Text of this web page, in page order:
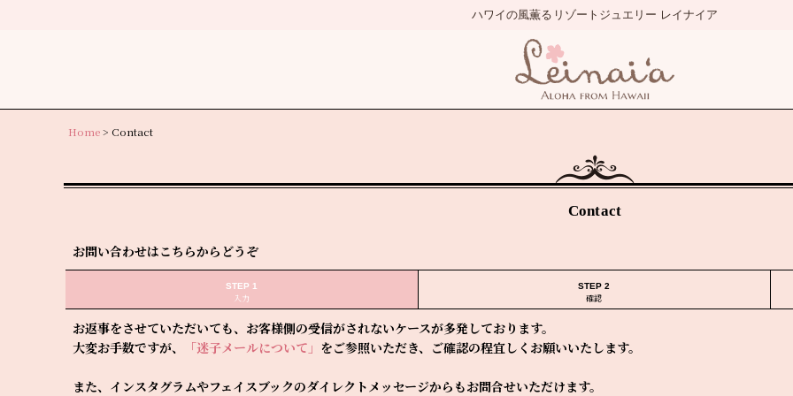
Home> Contact
Contact
お問い合わせはこちらからどうぞ
STEP 1
入力
STEP 2
確認
お返事をさせていただいても、お客様側の受信がされないケースが多発しております。
大変お手数ですが、
「迷子メールについて」 をご参照いただき、ご確認の程宜しくお願いいたします。
また、インスタグラムやフェイスブックのダイレクトメッセージからもお問合せいただけます。